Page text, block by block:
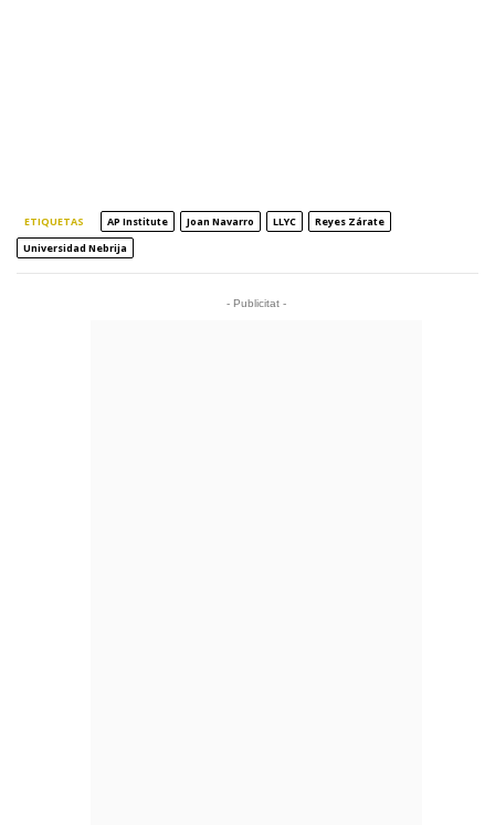
ETIQUETAS AP Institute Joan Navarro LLYC
Reyes Zárate
Universidad Nebrija
- Publicitat -